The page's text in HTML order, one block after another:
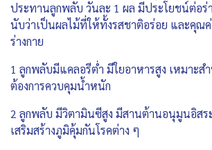
ประทานลูกพลับ วันละ 1 ผล มีประโยชน์ต่อร่
นับว่าเป็นผลไม้ที่ให้ทั้งรสชาติอร่อย และคุณ
ร่างกาย
1 ลูกพลับมีแคลอรีต่ำ มีใยอาหารสูง เหมาะส
ต้องการควบคุมน้ำหนัก
2 ลูกพลับ มีวิตามินซีสูง มีสานต้านอนุมูนอิสร
เสริมสร้างภูมิคุ้มกันโรคต่าง ๆ